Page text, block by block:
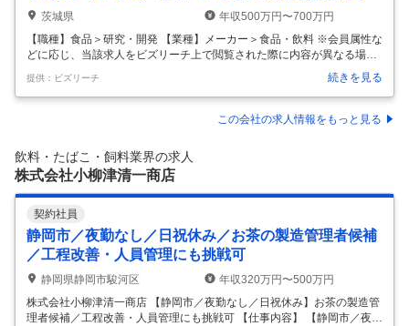
茨城県
年収500万円〜700万円
【職種】食品＞研究・開発 【業種】メーカー＞食品・飲料 ※会員属性な
どに応じ、当該求人をビズリーチ上で閲覧された際に内容が異なる場合
があります 【募集部署】 マーケティング本部 商品開発研究所 RTD開発
部 【組織のミッション】 RTD開発部は、アサヒビールのRTD（缶チュ
ーハイ・缶カクテル・ハイボール・ノンアルコール飲料等）カテゴリー
において、「お客様に選ばれ続けるブランド価値」を商品として具現化
ブランドの目指す世界観や提供価値を香味・品質・体験として設計し、
お客様に届けることを使命としています。 RTDカテゴリーは営業利益を
…
提供：ビズリーチ 続きを見る
この会社の求人情報をもっと見る
飲料・たばこ・飼料業界の求人
株式会社小柳津清一商店
契約社員
静岡市／夜勤なし／日祝休み／お茶の製造管理者候補
／工程改善・人員管理にも挑戦可
静岡県静岡市駿河区
年収320万円〜500万円
株式会社小柳津清一商店 【静岡市／夜勤なし／日祝休み】お茶の製造管
理者候補／工程改善・人員管理にも挑戦可 【仕事内容】 【静岡市／夜勤